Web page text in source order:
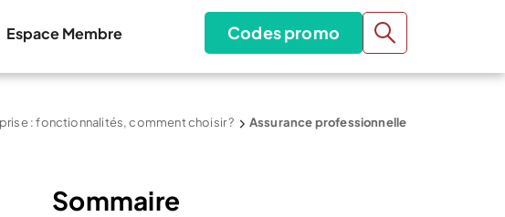
Espace Membre Codes promo
: fonctionnalités, comment choisir ?
Assurance professionnelle
Sommaire